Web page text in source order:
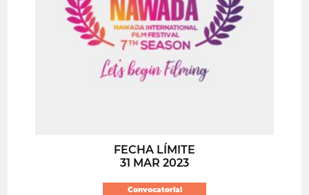
FECHA LÍMITE
31 MAR 2023
Convocatoria!